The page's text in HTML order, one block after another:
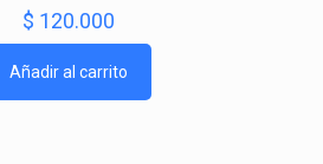
$ 120.000
Añadir al carrito